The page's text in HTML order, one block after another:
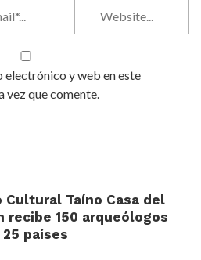
electrónico y web en este
vez que comente.
Cultural Taíno Casa del
recibe 150 arqueólogos
países